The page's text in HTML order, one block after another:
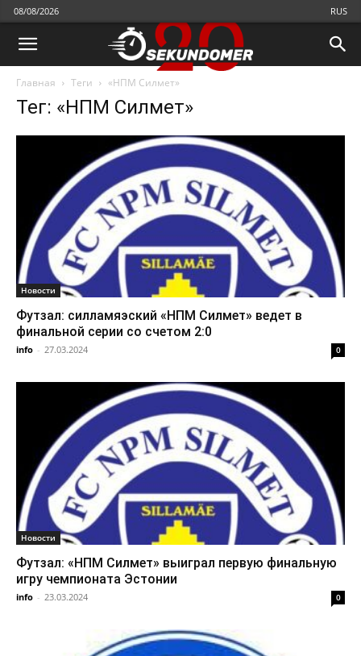
08/08/2026 RUS
Главная Теги «НПМ Силмет»
Тег: «НПМ Силмет»
Новости
Футзал: силламяэский «НПМ Силмет» ведет в
финальной серии со счетом 2:0
info - 27.03.2024 0
Новости
Футзал: «НПМ Силмет» выиграл первую финальную
игру чемпионата Эстонии
info - 23.03.2024 0